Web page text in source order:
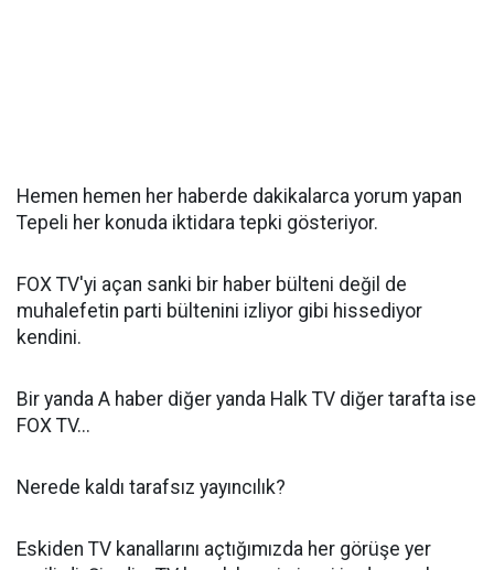
Hemen hemen her haberde dakikalarca yorum yapan
Tepeli her konuda iktidara tepki gösteriyor.
FOX TV'yi açan sanki bir haber bülteni değil de
muhalefetin parti bültenini izliyor gibi hissediyor
kendini.
Bir yanda A haber diğer yanda Halk TV diğer tarafta ise
FOX TV...
Nerede kaldı tarafsız yayıncılık?
Eskiden TV kanallarını açtığımızda her görüşe yer